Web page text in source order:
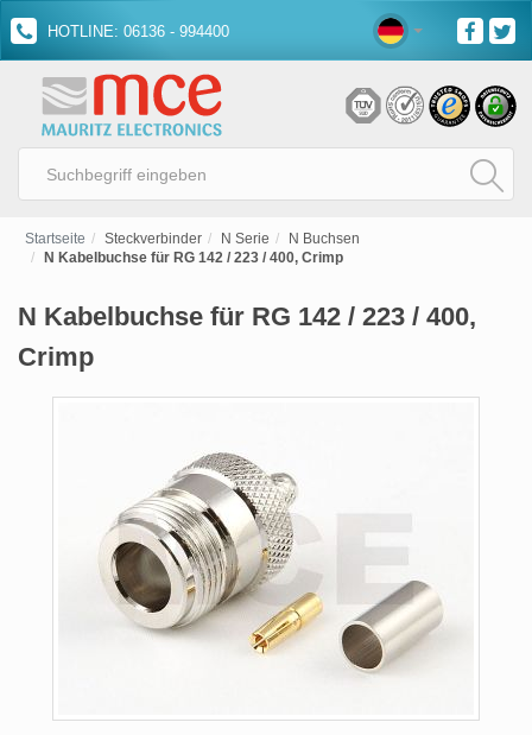
HOTLINE: 06136 - 994400
Startseite Steckverbinder N Serie
N Buchsen
N Kabelbuchse für RG 142 / 223 / 400, Crimp
N Kabelbuchse für RG 142 / 223 / 400,
Crimp